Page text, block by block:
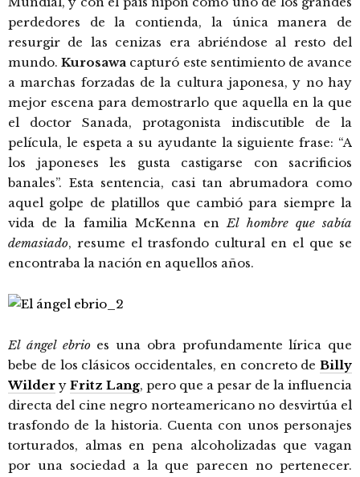
perdedores de la contienda, la única manera de
resurgir de las cenizas era abriéndose al resto del
mundo.Kurosawa capturó este sentimiento de avance
a marchas forzadas de la cultura japonesa, y no hay
mejor escena para demostrarlo que aquella en la que
el doctor Sanada, protagonista indiscutible de la
película, le espeta a su ayudante la siguiente frase: “A
los japoneses les gusta castigarse con sacrificios
banales”. Esta sentencia, casi tan abrumadora como
aquel golpe de platillos que cambió para siempre la
vida de la familia McKenna enEl hombre que sabía
demasiado, resume el trasfondo cultural en el que se
encontraba la nación en aquellos años.
El ángel ebrioes una obra profundamente lírica que
bebe de los clásicos occidentales, en concreto de Billy
Wilder y Fritz Lang, pero que a pesar de la influencia
directa del cine negro norteamericano no desvirtúa el
trasfondo de la historia. Cuenta con unos personajes
torturados, almas en pena alcoholizadas que vagan
por una sociedad a la que parecen no pertenecer.